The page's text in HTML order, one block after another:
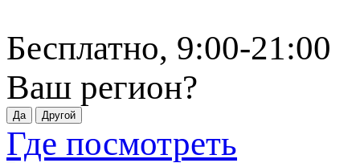
Бесплатно, 9:00-21:00
Ваш регион?
Где посмотреть